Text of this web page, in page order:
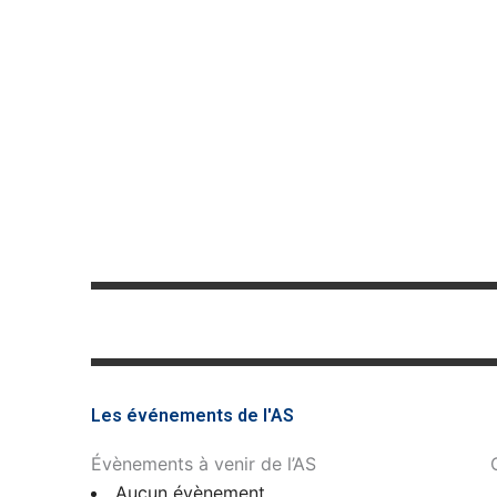
Les événements de l'AS
Évènements à venir de l’AS
Aucun évènement